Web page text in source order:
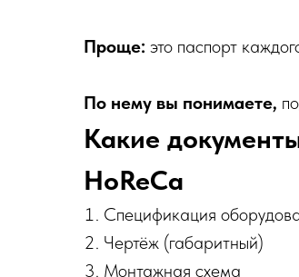
Проще: это паспорт
По нему вы понимаете,
Какие
HoReCa
Спецификация
Чертёж (габаритный)
Монтажная схема